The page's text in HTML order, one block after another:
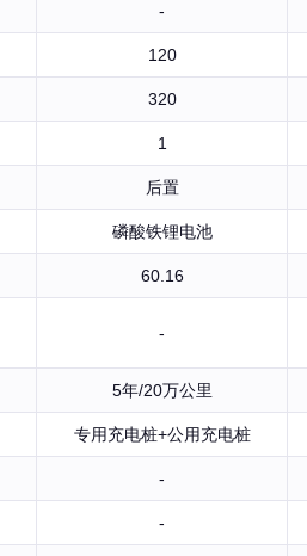
-
120
320
1
后置
磷酸铁锂电池
60.16
-
5年/20万公里
专用充电桩+公用充电桩
-
-